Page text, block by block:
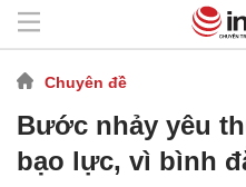
Chuyên đề
Bước nhảy yêu
bạo lực, vì bình